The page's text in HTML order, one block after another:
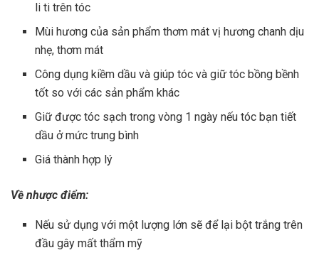
li ti trên tóc
Mùi hương của sản phẩm thơm mát vị hương chanh dịu
nhẹ, thơm mát
Công dụng kiềm dầu và giúp tóc và giữ tóc bồng bềnh
tốt so với các sản phẩm khác
Giữ được tóc sạch trong vòng 1 ngày nếu tóc bạn tiết
dầu ở mức trung bình
Giá thành hợp lý
Về nhược điểm:
Nếu sử dụng với một lượng lớn sẽ để lại bột trắng trên
đầu gây mất thẩm mỹ